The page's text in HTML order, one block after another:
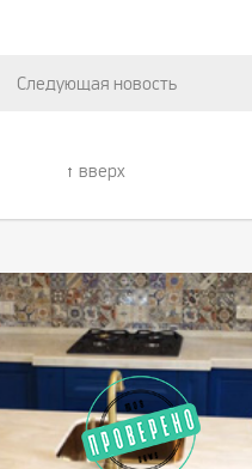
Следующая новость
вверх